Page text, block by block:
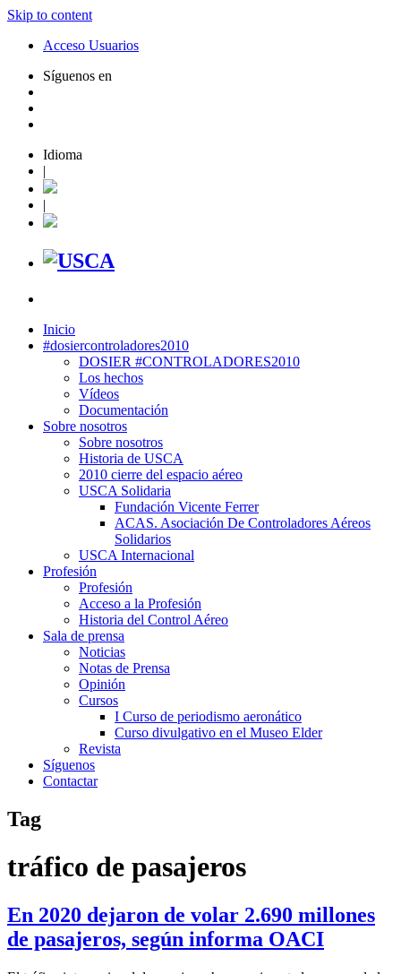
Skip to content
Acceso Usuarios
Síguenos en
Idioma
|
|
Inicio
#dosiercontroladores2010
DOSIER #CONTROLADORES2010
Los hechos
Vídeos
Documentación
Sobre nosotros
Sobre nosotros
Historia de USCA
2010 cierre del espacio aéreo
USCA Solidaria
Fundación Vicente Ferrer
ACAS. Asociación De Controladores Aéreos
Solidarios
USCA Internacional
Profesión
Profesión
Acceso a la Profesión
Historia del Control Aéreo
Sala de prensa
Noticias
Notas de Prensa
Opinión
Cursos
I Curso de periodismo aeronático
Curso divulgativo en el Museo Elder
Revista
Síguenos
Contactar
Tag
tráfico de pasajeros
En 2020 dejaron de volar 2.690 millones
de pasajeros, según informa OACI